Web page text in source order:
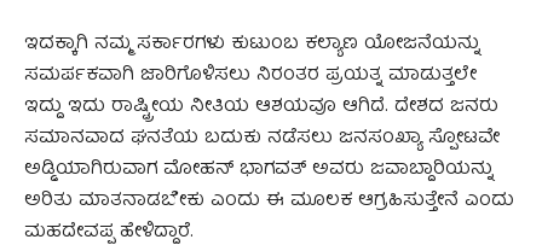
ಇದಕ್ಕಾಗಿ ನಮ್ಮ ಸರ್ಕಾರಗಳು ಕುಟುಂಬ ಕಲ್ಯಾಣ ಯೋಜನೆಯನ್ನು
ಸಮರ್ಪಕವಾಗಿ ಜಾರಿಗೊಳಿಸಲು ನಿರಂತರ ಪ್ರಯತ್ನ ಮಾಡುತ್ತಲೇ
ಇದ್ದು ಇದು ರಾಷ್ಟ್ರೀಯ ನೀತಿಯ ಆಶಯವೂ ಆಗಿದೆ. ದೇಶದ ಜನರು
ಸಮಾನವಾದ ಘನತೆಯ ಬದುಕು ನಡೆಸಲು ಜನಸಂಖ್ಯಾ ಸ್ಪೋಟವೇ
ಅಡ್ಡಿಯಾಗಿರುವಾಗ ಮೋಹನ್ ಭಾಗವತ್ ಅವರು ಜವಾಬ್ದಾರಿಯನ್ನು
ಅರಿತು ಮಾತನಾಡಬೇಕು ಎಂದು ಈ ಮೂಲಕ ಆಗ್ರಹಿಸುತ್ತೇನೆ ಎಂದು
ಮಹದೇವಪ್ಪ ಹೇಳಿದ್ದಾರೆ.